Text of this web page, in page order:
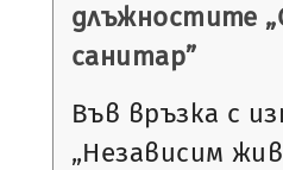
длъжностите
санитар”
Във връзка с
„Независим